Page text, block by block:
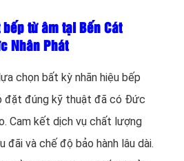
từ âm tại Bến Cát
Nhân Phát
chọn bất kỳ nhãn hiệu bếp
đặt đúng kỹ thuật đã có Đức
Cam kết dịch vụ chất lượng
đãi và chế độ bảo hành lâu dài.